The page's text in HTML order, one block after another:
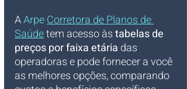
A Arpe Corretora de Planos de
Saúde tem acesso às tabelas de
preços por faixa etária das
operadoras e pode fornecer a você
as melhores opções, comparando